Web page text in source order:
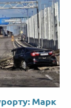
Марк